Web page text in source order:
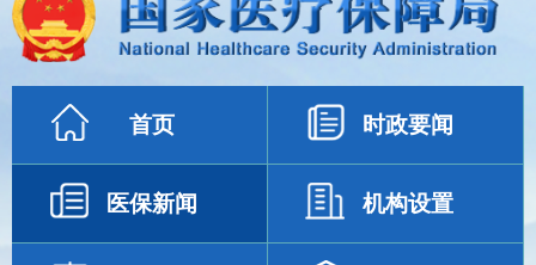
首页 时政要闻
医保新闻 机构设置